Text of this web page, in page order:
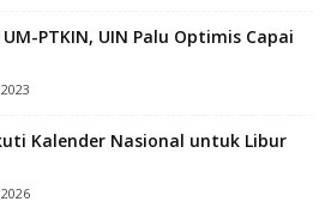
PTKIN, UIN Palu Optimis Capai
Kalender Nasional untuk Libur